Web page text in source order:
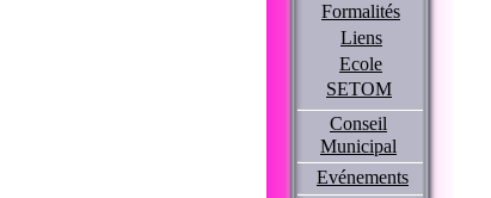
Formalités
Liens
Ecole
SETOM
Conseil
Municipal
Evénements